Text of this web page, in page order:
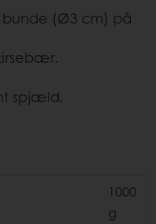
bunde (Ø3 cm) på
spjæld.
1000
g